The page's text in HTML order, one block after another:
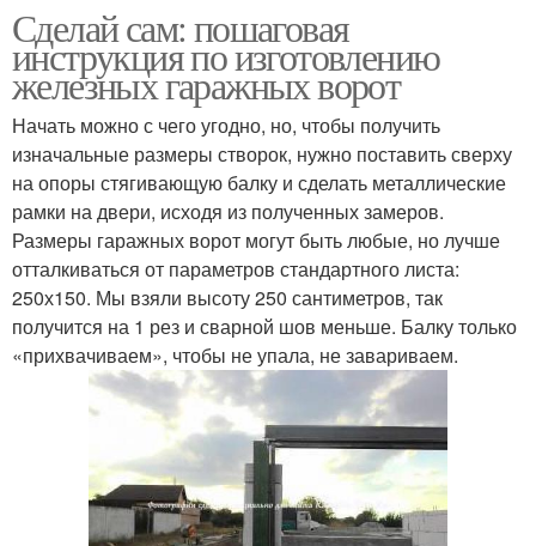
Сделай сам: пошаговая
инструкция по изготовлению
железных гаражных ворот
Начать можно с чего угодно, но, чтобы получить
изначальные размеры створок, нужно поставить сверху
на опоры стягивающую балку и сделать металлические
рамки на двери, исходя из полученных замеров.
Размеры гаражных ворот могут быть любые, но лучше
отталкиваться от параметров стандартного листа:
250х150. Мы взяли высоту 250 сантиметров, так
получится на 1 рез и сварной шов меньше. Балку только
«прихвачиваем», чтобы не упала, не завариваем.